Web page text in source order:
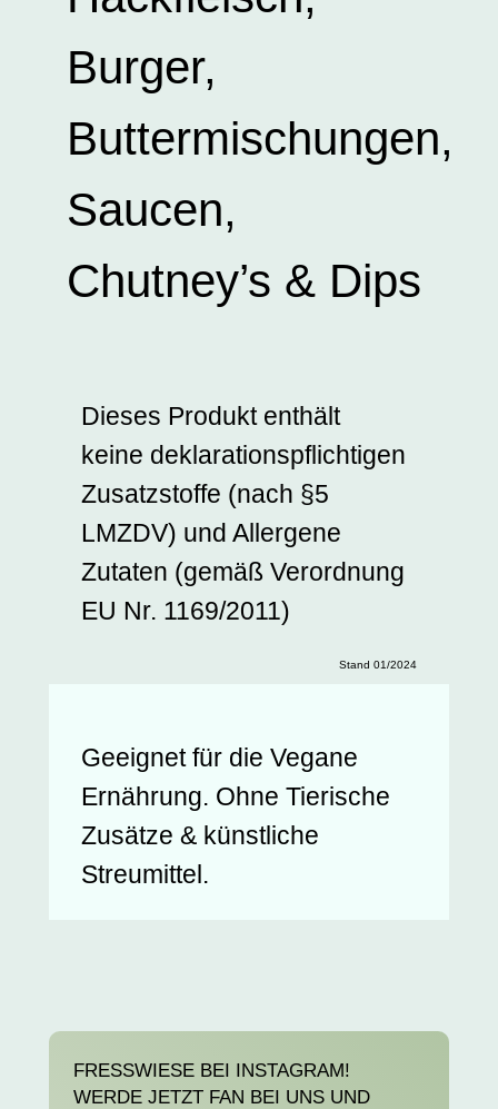
Burger,
Buttermischungen,
Saucen,
Chutney’s & Dips
Dieses Produkt enthält
keine deklarationspflichtigen
Zusatzstoffe (nach §5
LMZDV) und Allergene
Zutaten (gemäß Verordnung
EU Nr. 1169/2011)
Stand 01/2024
Geeignet für die Vegane
Ernährung. Ohne Tierische
Zusätze & künstliche
Streumittel.
FRESSWIESE BEI INSTAGRAM!
WERDE JETZT FAN BEI UNS UND